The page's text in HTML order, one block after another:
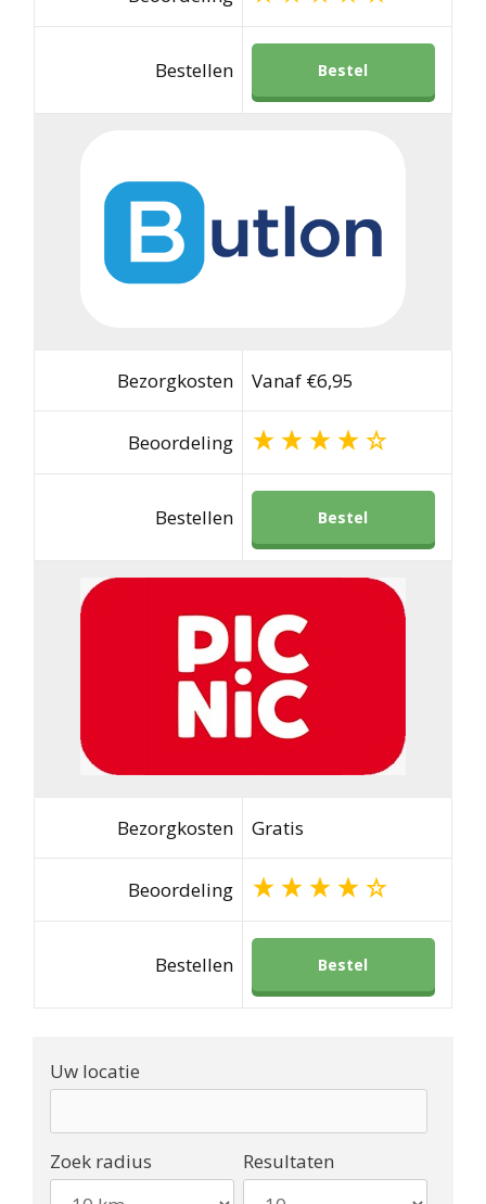
Bestellen Bestel
Bezorgkosten Vanaf €6,95
Beoordeling
Bestellen Bestel
Bezorgkosten Gratis
Beoordeling
Bestellen Bestel
Uw locatie
Zoek radius Resultaten